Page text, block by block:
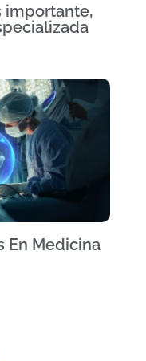
importante,
En Medicina